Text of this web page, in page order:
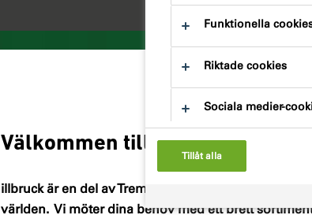
Välkommen till illbruck
illbruck är en del av Tremco CPG Sweden och
världen. Vi möter dina behov med ett brett
Funktionella
Riktade cookies
Sociala medier-
Tillåt alla